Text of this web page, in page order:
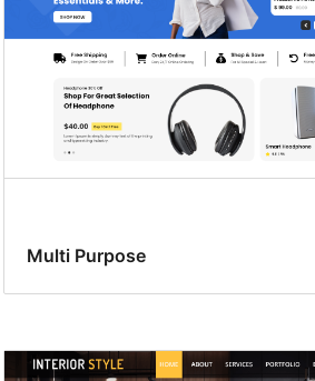
Multi Purpose